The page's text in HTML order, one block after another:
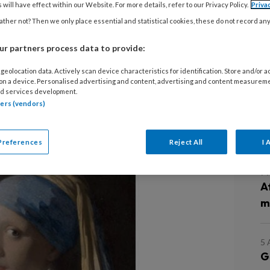
deze week verschijnt, zet
van Vermeer’s ‘Meisje met de
blijkt? Deze zijn bepaald niet
ze goed bestudeert ziet mogelijk
aan haar voortanden.
5
will have effect within our Website. For more details, refer to our Privacy Policy.
not? Then we only place essential and statistical cookies, these do not record
partners process data to provide:
data. Actively scan device characteristics for identification. Store and/or
a device. Personalised advertising and content, advertising and content
services development.
(vendors)
Reject All I